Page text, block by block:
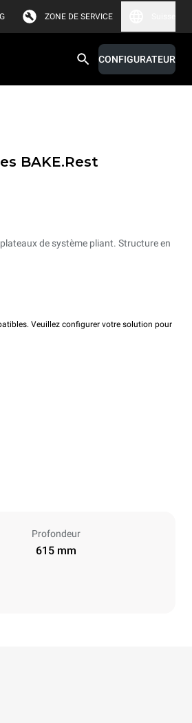
ZONE DE SERVICE
CONFIGURATEUR
BAKE.Rest
de système pliant. Structure en
Veuillez configurer votre solution pour
Profondeur
615 mm